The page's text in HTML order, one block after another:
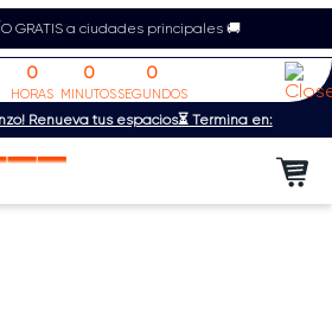
GRATIS a ciudades principales 🚚
Renueva tus espacios⏳ Termina en:
0
HORAS
0
MINUTOS
0
SEGUNDOS